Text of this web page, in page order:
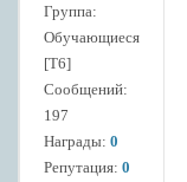
Группа:
Обучающиеся
[Т6]
Сообщений:
197
Награды: 0
Репутация: 0